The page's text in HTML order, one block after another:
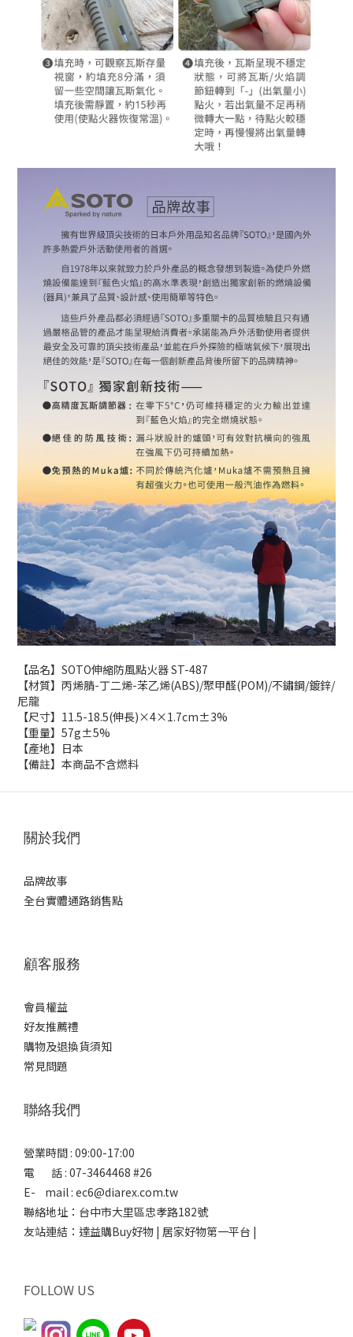
【品名】SOTO伸縮防風點火器 ST-487
【材質】丙烯腈-丁二烯-苯乙烯(ABS)/聚甲醛(POM)/不鏽鋼/鍍鋅/
尼龍
【尺寸】11.5-18.5(伸長)×4×1.7cm±3%
【重量】57g±5%
【產地】日本
【備註】本商品不含燃料
關於我們
品牌故事
全台實體通路銷售點
顧客服務
會員權益
好友推薦禮
購物及退換貨須知
常見問題
聯絡我們
營業時間 : 09:00-17:00
電 話 : 07-3464468 #26
E- mail : ec6@diarex.com.tw
聯絡地址：台中市大里區忠孝路182號
友站連結： 達益購Buy好物 | 居家好物第一平台 |
FOLLOW US